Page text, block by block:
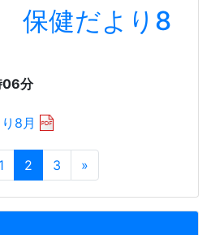
保健だより8
06分
8月
1 2 3 »